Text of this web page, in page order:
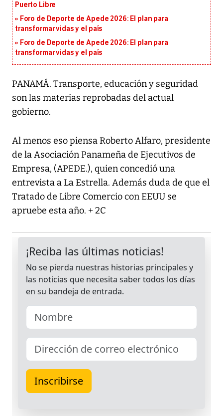
Puerto Libre
Foro de Deporte de Apede 2026: El plan para
transformar vidas y el país
Foro de Deporte de Apede 2026: El plan para
transformar vidas y el país
PANAMÁ. Transporte, educación y seguridad
son las materias reprobadas del actual
gobierno.
Al menos eso piensa Roberto Alfaro, presidente
de la Asociación Panameña de Ejecutivos de
Empresa, (APEDE.), quien concedió una
entrevista a La Estrella. Además duda de que el
Tratado de Libre Comercio con EEUU se
apruebe esta año. + 2C